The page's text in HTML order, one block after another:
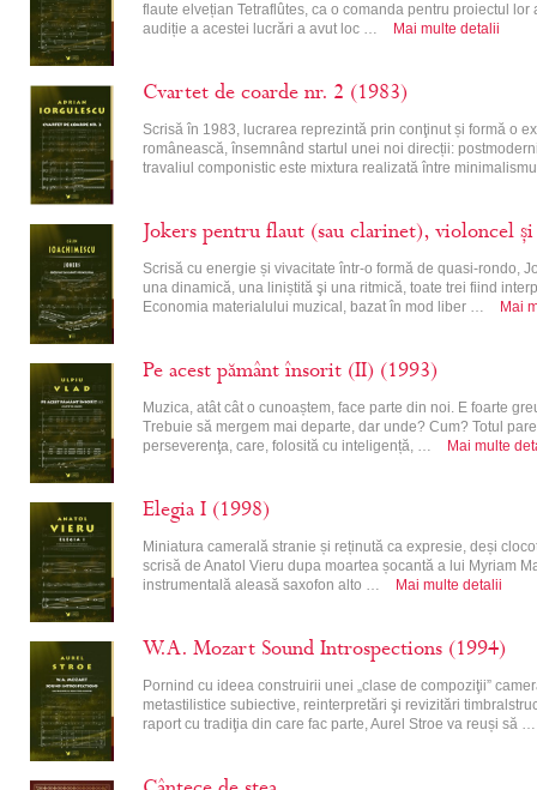
flaute elvețian Tetraflûtes, ca o comanda pentru proiectul
audiție a acestei lucrări a avut loc …
Mai multe detalii
Cvartet de coarde nr. 2 (1983)
Scrisă în 1983, lucrarea reprezintă prin conţinut și formă o
românească, însemnând startul unei noi direcții:
travaliul componistic este mixtura realizată între
Jokers pentru flaut (sau clarinet), violoncel
Scrisă cu energie și vivacitate într-o formă de quasi-rondo,
una dinamică, una liniștită şi una ritmică, toate trei fiind
Economia materialului muzical, bazat în mod liber …
Mai
Pe acest pământ însorit (II) (1993)
Muzica, atât cât o cunoaștem, face parte din noi. E foarte
Trebuie să mergem mai departe, dar unde? Cum? Totul
perseverenţa, care, folosită cu inteligență, …
Mai multe
Elegia I (1998)
Miniatura camerală stranie și reținută ca expresie, deși
scrisă de Anatol Vieru dupa moartea șocantă a lui Myriam
instrumentală aleasă saxofon alto …
Mai multe detalii
W.A. Mozart Sound Introspections (1994)
Pornind cu ideea construirii unei „clase de compoziţii”
metastilistice subiective, reinterpretări şi revizitări
raport cu tradiţia din care fac parte, Aurel Stroe va reuși să